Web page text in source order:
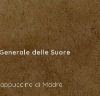
delle Suore
di Madre